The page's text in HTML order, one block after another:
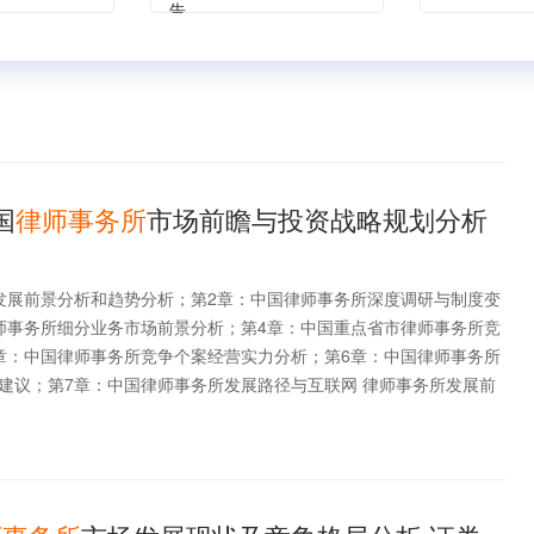
告
律师事务所市场前瞻与投资战略规划分析
前景分析和趋势分析；第2章：中国律师事务所深度调研与制度变
务所细分业务市场前景分析；第4章：中国重点省市律师事务所竞
中国律师事务所竞争个案经营实力分析；第6章：中国律师事务所
议；第7章：中国律师事务所发展路径与互联网 律师事务所发展前